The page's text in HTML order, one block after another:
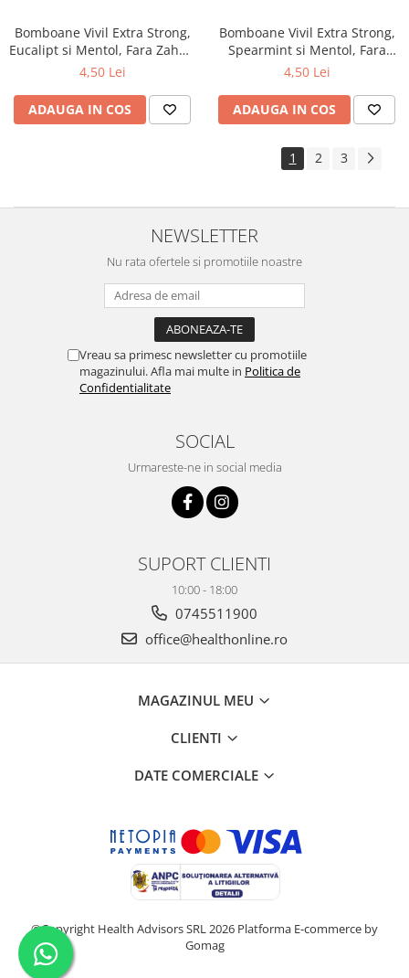
Bomboane Vivil Extra Strong,
Eucalipt si Mentol, Fara Zahar,
25g
4,50 Lei
ADAUGA IN COS
Bomboane Vivil Extra Strong,
Spearmint si Mentol, Fara
Zahar, 25g
4,50 Lei
ADAUGA IN COS
1 2 3
NEWSLETTER
Nu rata ofertele si promotiile noastre
Vreau sa primesc newsletter cu promotiile
magazinului. Afla mai multe in Politica de
Confidentialitate
SOCIAL
Urmareste-ne in social media
SUPORT CLIENTI
10:00 - 18:00
0745511900
office@healthonline.ro
MAGAZINUL MEU
CLIENTI
DATE COMERCIALE
©Copyright Health Advisors SRL 2026 Platforma E-commerce by
Gomag